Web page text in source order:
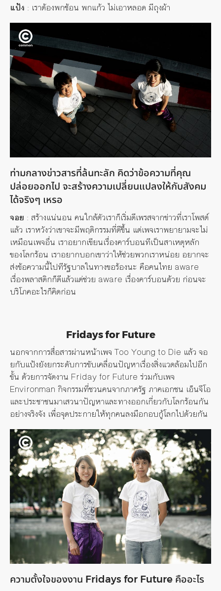
แป้ง : เราต้องพกช้อน พกแก้ว ไม่เอาหลอด มีถุงผ้า
ท่ามกลางข่าวสารที่ล้นทะลัก คิดว่าข้อความที่คุณ
ปล่อยออกไป จะสร้างความเปลี่ยนแปลงให้กับสังคม
ได้จริงๆ เหรอ
จอย : สร้างแน่นอน คนใกล้ตัวเราก็เริ่มดีเพรสจากข่าวที่เราโพสต์
แล้ว เราหวังว่าเขาจะมีพฤติกรรมที่ดีขึ้น แต่เพจเราพยายามจะไม่
เหมือนเพจอื่น เราอยากเขียนเรื่องคาร์บอนทีเป็นสาเหตุหลัก
ของโลกร้อน เราอยากบอกเขาว่าให้ช่วยพวกเราหน่อย อยากจะ
ส่งข้อความนี้ไปทีรัฐบาลในทางขอร้องนะ คือคนไทย aware
เรื่องพลาสติกก็ดีแล้วแต่ช่วย aware เรื่องคาร์บอนด้วย ก่อนจะ
บริโภคอะไรก็คิดก่อน
Fridays for Future
นอกจากการสื่อสารผ่านหน้าเพจ Too Young to Die แล้ว จอ
ยกับแป้งยังยกระดับการขับเคลื่อนปัญหาเรื่องสิ่งแวดล้อมไปอีก
ขั้น ด้วยการจัดงาน Friday for Future ร่วมกับเพจ
Environman กิจกรรมที่ชวนคนจากภาครัฐ ภาคเอกชน เอ็นจีโอ
และประชาชนมาเสวนาปัญหาและทางออกเกี่ยวกับโลกร้อนกัน
อย่างจริงจัง เพื่อจุดประกายให้ทุกคนลงมือกอบกู้โลกไปด้วยกัน
ความตั้งใจของงาน Fridays for Future คืออะไร